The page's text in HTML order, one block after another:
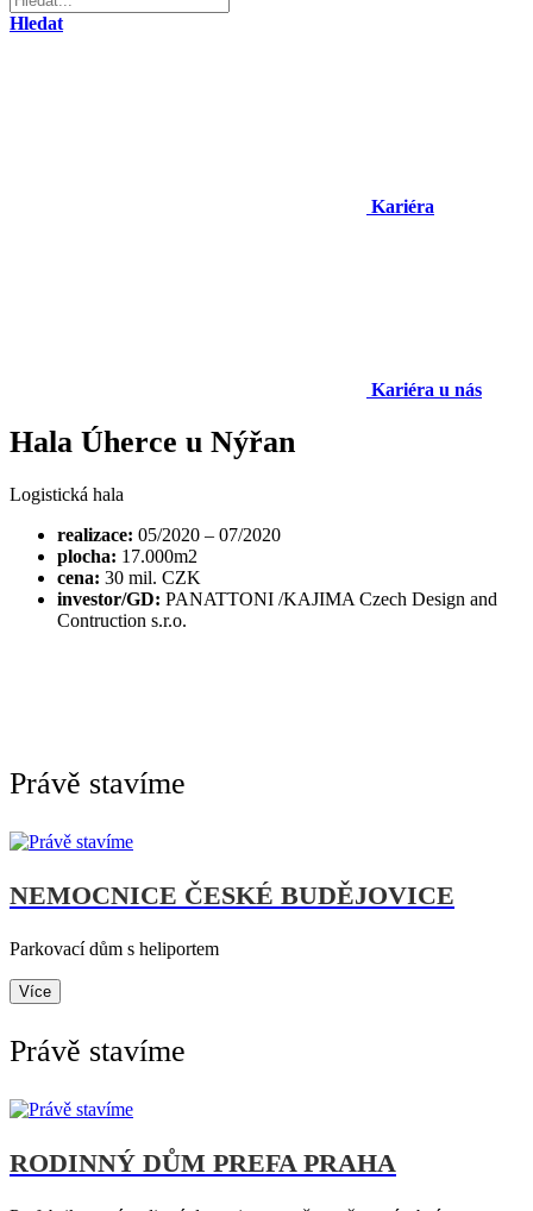
Hledat
Kariéra
Kariéra u nás
Hala Úherce u Nýřan
Logistická hala
realizace: 05/2020 – 07/2020
plocha: 17.000m2
cena: 30 mil. CZK
investor/GD: PANATTONI /KAJIMA Czech Design and
Contruction s.r.o.
Právě stavíme
NEMOCNICE ČESKÉ BUDĚJOVICE
Parkovací dům s heliportem
Více
Právě stavíme
RODINNÝ DŮM PREFA PRAHA